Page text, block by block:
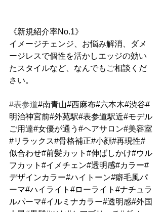
《新規紹介率No.1》
イメージチェンジ、お悩み解消、ダメ
ージレスで個性を活かしエッジの効い
たスタイルなど、なんでもご相談くだ
さい。
#表参道#南青山#西麻布#六本木#渋谷#
明治神宮前#外苑駅#表参道駅近#モデル
ご用達#女優が通う#ヘアサロン#美容室
#リラックス#骨格補正#小顔#再現性#
似合わせ#前髪カット#伸ばしかけ#ウル
フカット#イメチェン#透明感#カラー#
デザインカラー#ハイトーン#癖毛風パ
ーマ#ハイライト#ローライト#ナチュラ
ルパーマ#イルミナカラー#透明感#外国